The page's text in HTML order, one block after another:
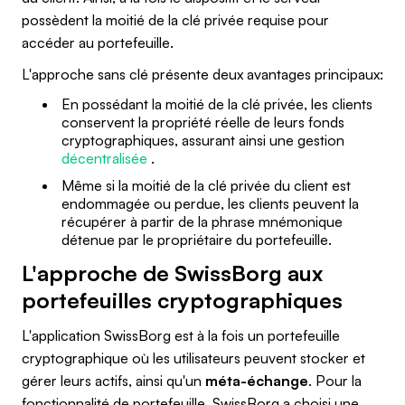
possèdent la moitié de la clé privée requise pour
accéder au portefeuille.
L'approche sans clé présente deux avantages principaux:
En possédant la moitié de la clé privée, les clients
conservent la propriété réelle de leurs fonds
cryptographiques, assurant ainsi une gestion
décentralisée .
Même si la moitié de la clé privée du client est
endommagée ou perdue, les clients peuvent la
récupérer à partir de la phrase mnémonique
détenue par le propriétaire du portefeuille.
L'approche de SwissBorg aux
portefeuilles cryptographiques
L'application SwissBorg est à la fois un portefeuille
cryptographique où les utilisateurs peuvent stocker et
gérer leurs actifs, ainsi qu'un méta-échange. Pour la